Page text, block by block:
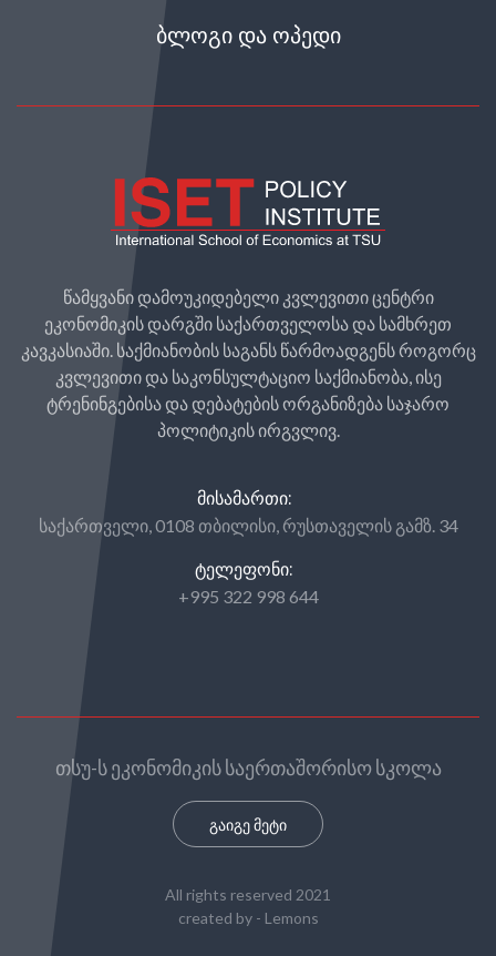
ᲑᲚᲝᲒᲘ ᲓᲐ ᲝᲞᲔᲓᲘ
წამყვანი დამოუკიდებელი კვლევითი ცენტრი
ეკონომიკის დარგში საქართველოსა და სამხრეთ
კავკასიაში. საქმიანობის საგანს წარმოადგენს როგორც
კვლევითი და საკონსულტაციო საქმიანობა, ისე
ტრენინგებისა და დებატების ორგანიზება საჯარო
პოლიტიკის ირგვლივ.
ᲛᲘᲡᲐᲛᲐᲠᲗᲘ:
საქართველი, 0108 თბილისი, რუსთაველის გამზ. 34
ᲢᲔᲚᲔᲤᲝᲜᲘ:
+995 322 998 644
თსუ-ს ეკონომიკის საერთაშორისო სკოლა
გაიგე მეტი
All rights reserved 2021
created by - Lemons